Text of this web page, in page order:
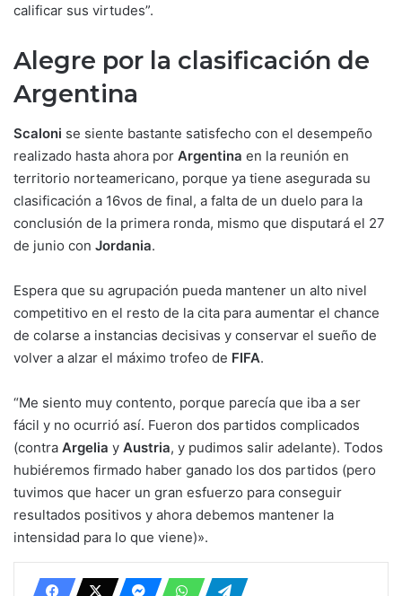
calificar sus virtudes”.
Alegre por la clasificación de
Argentina
Scaloni se siente bastante satisfecho con el desempeño
realizado hasta ahora por Argentina en la reunión en
territorio norteamericano, porque ya tiene asegurada su
clasificación a 16vos de final, a falta de un duelo para la
conclusión de la primera ronda, mismo que disputará el 27
de junio con Jordania.
Espera que su agrupación pueda mantener un alto nivel
competitivo en el resto de la cita para aumentar el chance
de colarse a instancias decisivas y conservar el sueño de
volver a alzar el máximo trofeo de FIFA.
“Me siento muy contento, porque parecía que iba a ser
fácil y no ocurrió así. Fueron dos partidos complicados
(contra Argelia y Austria, y pudimos salir adelante). Todos
hubiéremos firmado haber ganado los dos partidos (pero
tuvimos que hacer un gran esfuerzo para conseguir
resultados positivos y ahora debemos mantener la
intensidad para lo que viene)».